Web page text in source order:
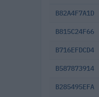
B82A4F7A1D
B815C24F66
B716EFDCD4
B587873914
B285495EFA